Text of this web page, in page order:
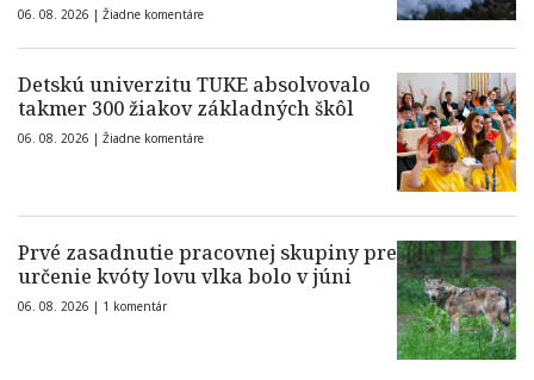
06. 08. 2026 | Žiadne komentáre
Detskú univerzitu TUKE absolvovalo
takmer 300 žiakov základných škôl
06. 08. 2026 | Žiadne komentáre
Prvé zasadnutie pracovnej skupiny pre
určenie kvóty lovu vlka bolo v júni
06. 08. 2026 | 1 komentár